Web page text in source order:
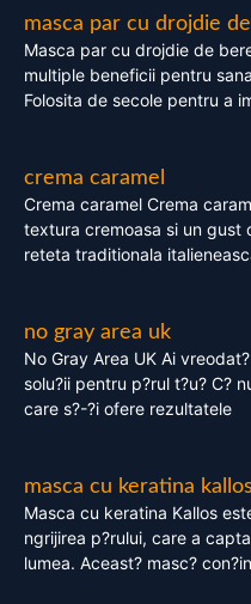
masca par cu drojdie
Masca par cu drojdie de
multiple beneficii pentru
Folosita de secole pentru a
crema caramel
Crema caramel Crema
textura cremoasa si un gust
reteta traditionala
no gray area uk
No Gray Area UK Ai
solu?ii pentru p?rul t?u? C?
care s?-?i ofere rezultatele
masca cu keratina kallos
Masca cu keratina Kallos
ngrijirea p?rului, care a
lumea. Aceast? masc?